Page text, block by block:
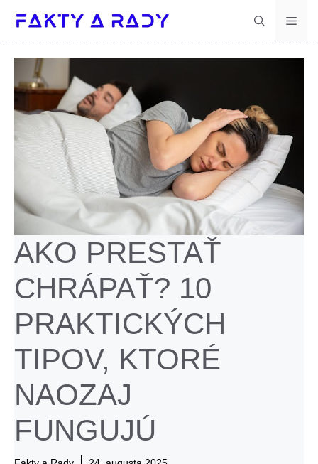
obsah
AKO PRESTAŤ
CHRÁPAŤ? 10
PRAKTICKÝCH
TIPOV, KTORÉ
NAOZAJ
FUNGUJÚ